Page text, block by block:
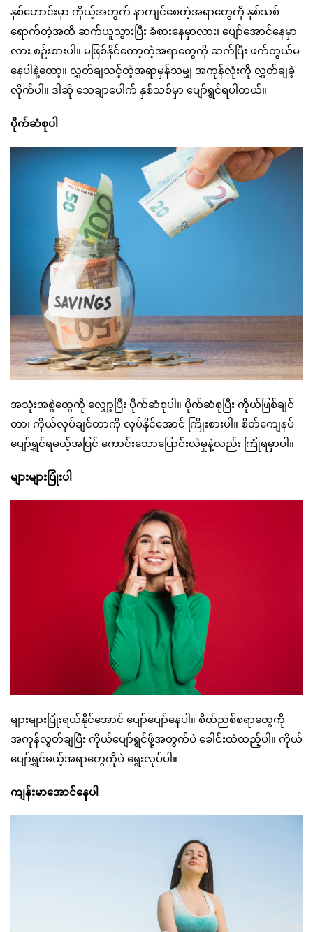
နှစ်ဟောင်းမှာ ကိုယ့်အတွက် နာကျင်စေတဲ့အရာတွေကို နှစ်သစ်
ရောက်တဲ့အထိ ဆက်ယူသွားပြီး ခံစားနေမှာလား၊ ပျော်အောင်နေမှာ
လား စဉ်းစားပါ။ မဖြစ်နိုင်တော့တဲ့အရာတွေကို ဆက်ပြီး ဖက်တွယ်မ
နေပါနဲ့တော့။ လွှတ်ချသင့်တဲ့အရာမှန်သမျှ အကုန်လုံးကို လွှတ်ချခဲ့
လိုက်ပါ။ ဒါဆို သေချာပေါက် နှစ်သစ်မှာ ပျော်ရွှင်ရပါတယ်။
ပိုက်ဆံစုပါ
အသုံးအစွဲတွေကို လျှော့ပြီး ပိုက်ဆံစုပါ။ ပိုက်ဆံစုပြီး ကိုယ်ဖြစ်ချင်
တာ၊ ကိုယ်လုပ်ချင်တာကို လုပ်နိုင်အောင် ကြိုးစားပါ။ စိတ်ကျေနပ်
ပျော်ရွှင်ရမယ့်အပြင် ကောင်းသောပြောင်းလဲမှုနဲ့လည်း ကြုံရမှာပါ။
များများပြုံးပါ
များများပြုံးရယ်နိုင်အောင် ပျော်ပျော်နေပါ။ စိတ်ညစ်စရာတွေကို
အကုန်လွှတ်ချပြီး ကိုယ်ပျော်ရွှင်ဖို့အတွက်ပဲ ခေါင်းထဲထည့်ပါ။ ကိုယ်
ပျော်ရွှင်မယ့်အရာတွေကိုပဲ ရွေးလုပ်ပါ။
ကျန်းမာအောင်နေပါ